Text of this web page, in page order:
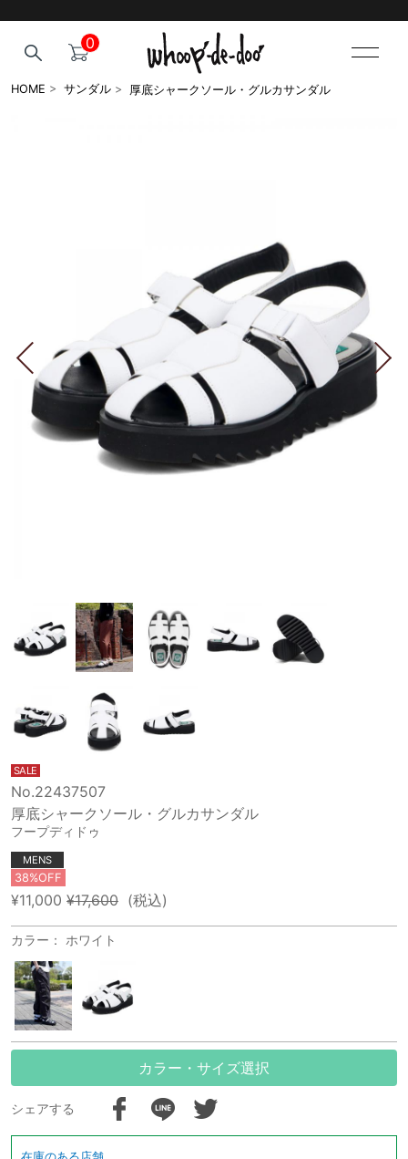
0
HOME > サンダル > 厚底シャークソール・グルカサンダル
SALE
No.22437507
厚底シャークソール・グルカサンダル
フープディドゥ
MENS
38%OFF
¥11,000 ¥17,600 (税込)
カラー： ホワイト
カラー・サイズ選択
シェアする